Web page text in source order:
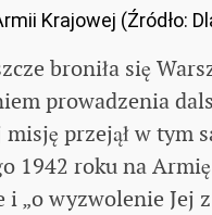
Krajowej (Źródło:
broniła się
prowadzenia
misję przejął w tym
1942 roku na
„o wyzwolenie Jej